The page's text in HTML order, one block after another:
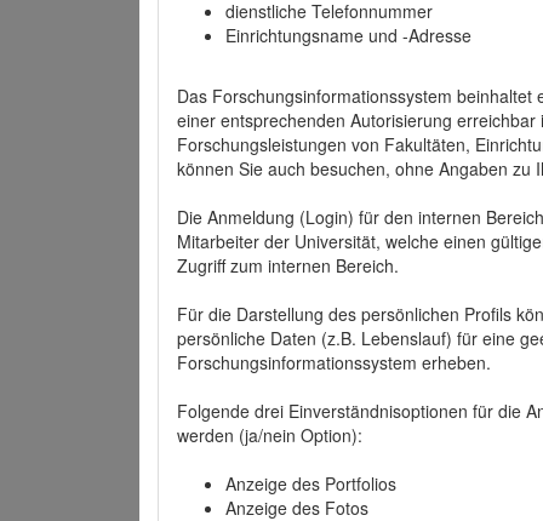
dienstliche Telefonnummer
Einrichtungsname und -Adresse
Das Forschungsinformationssystem beinhaltet
einer entsprechenden Autorisierung
Forschungsleistungen von Fakultäten,
können Sie auch besuchen, ohne Angaben zu
Die Anmeldung (Login) für den internen
Mitarbeiter der Universität, welche einen
Zugriff zum internen Bereich.
Für die Darstellung des persönlichen Profils
persönliche Daten (z.B. Lebenslauf) für eine
Forschungsinformationssystem erheben.
Folgende drei Einverständnisoptionen für die
werden (ja/nein Option):
Anzeige des Portfolios
Anzeige des Fotos